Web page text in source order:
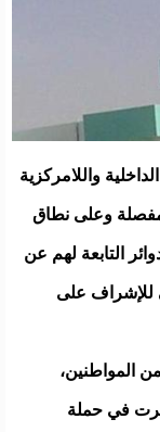
واللامركزية
وعلى نطاق
التابعة لهم عن
للإشراف على
المواطنين،
في حملة